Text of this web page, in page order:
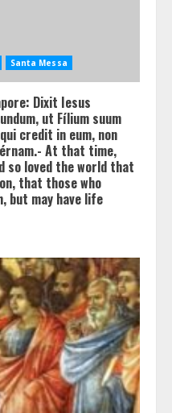
Santa Messa
Dixit Iesus
ut Fílium suum
credit in eum, non
At that time,
so loved the world that
that those who
but may have life